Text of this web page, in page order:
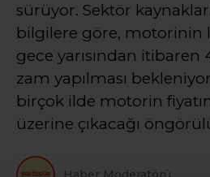
sürüyor. Sektör
bilgilere göre, motorinin
gece yarısından itibaren
zam yapılması
birçok ilde motorin
üzerine çıkacağı